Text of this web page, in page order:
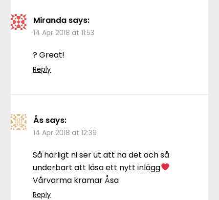
Miranda says:
14 Apr 2018 at 11:53
? Great!
Reply
Ås says:
14 Apr 2018 at 12:39
Så härligt ni ser ut att ha det och så
underbart att läsa ett nytt inlägg
Vårvarma kramar Åsa
Reply